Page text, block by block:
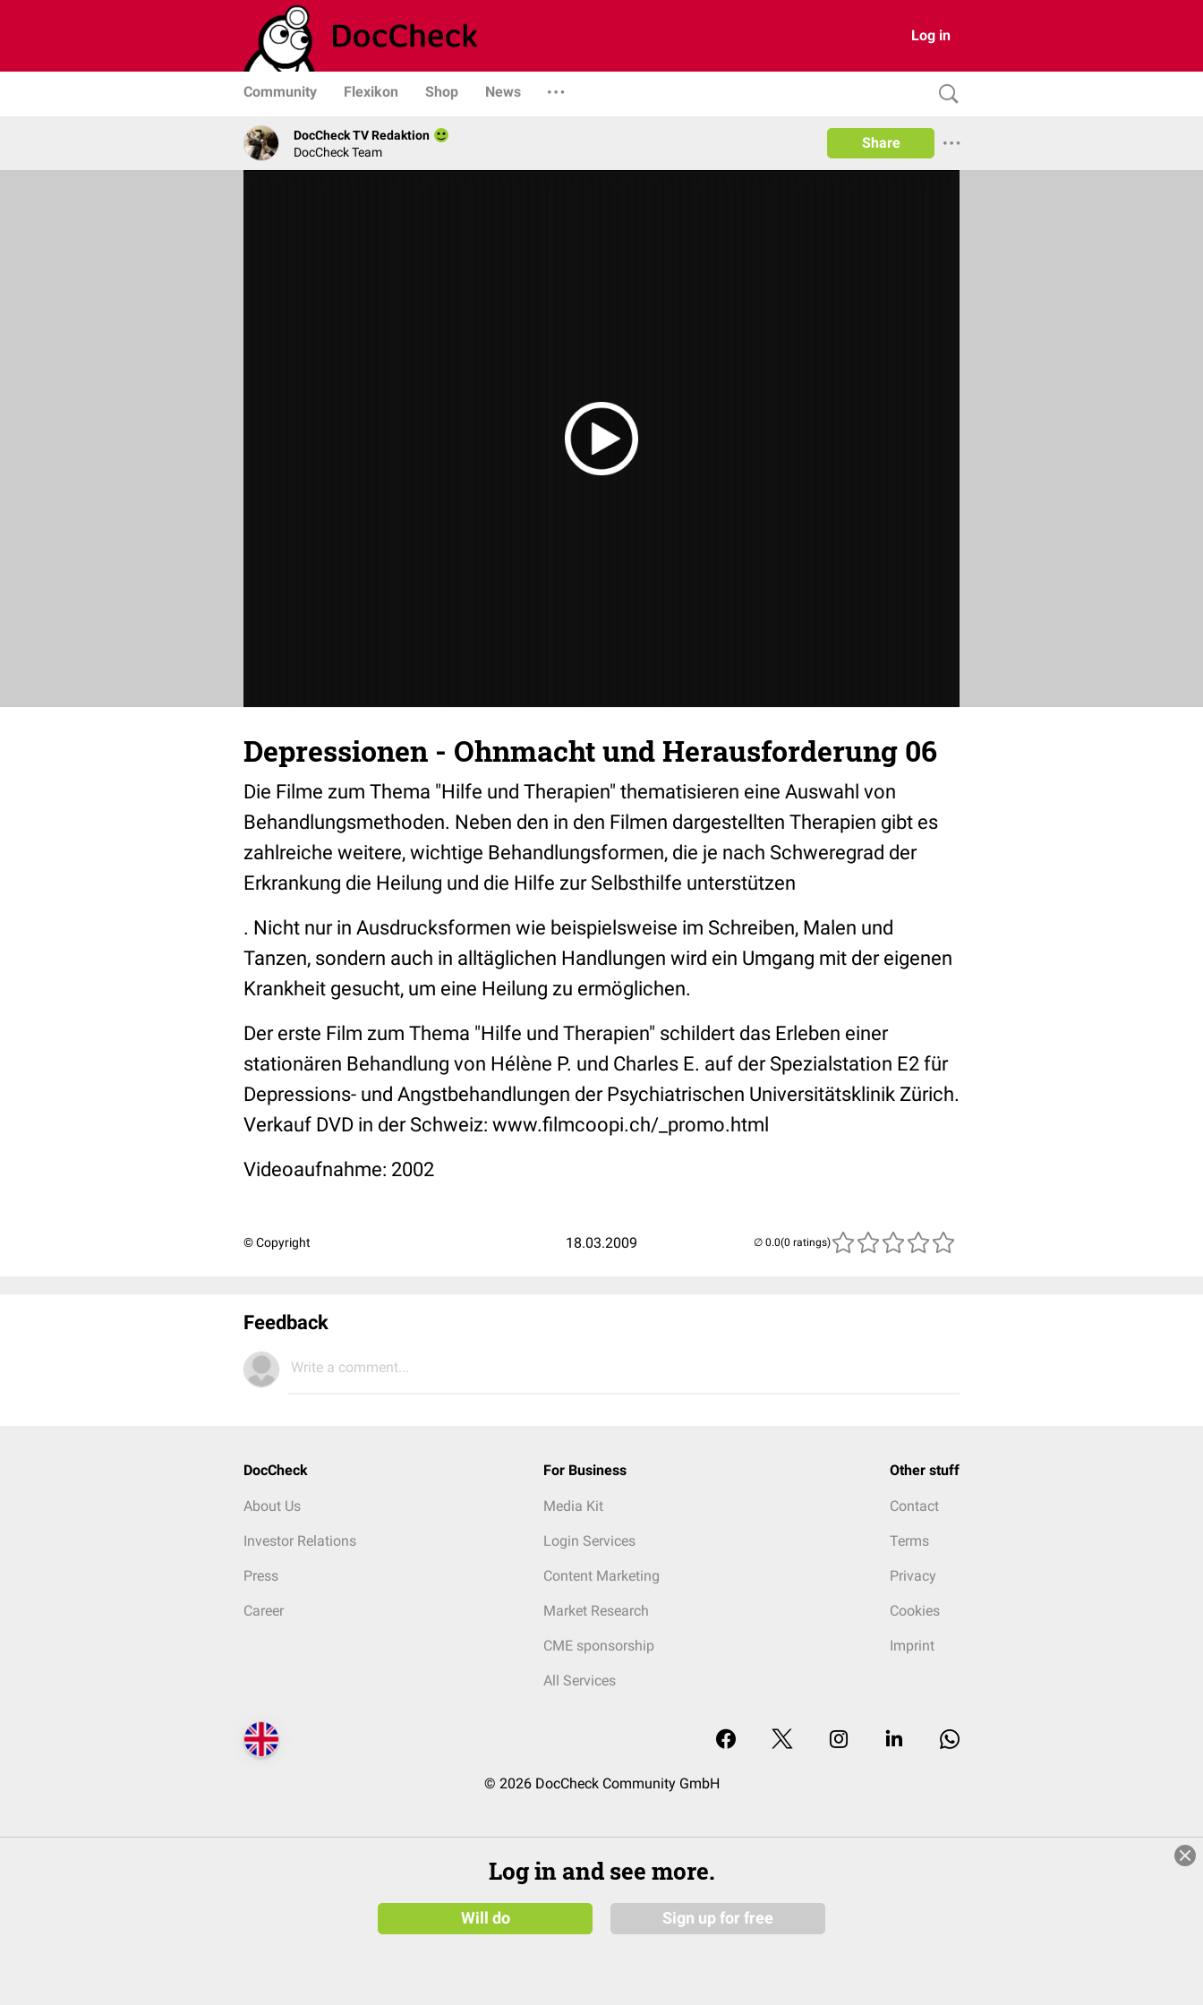
Log in
Community Flexikon Shop News
DocCheck TV Redaktion
DocCheck Team
Share
Depressionen - Ohnmacht und Herausforderung 06
Die Filme zum Thema "Hilfe und Therapien" thematisieren eine Auswahl von
Behandlungsmethoden. Neben den in den Filmen dargestellten Therapien gibt es
zahlreiche weitere, wichtige Behandlungsformen, die je nach Schweregrad der
Erkrankung die Heilung und die Hilfe zur Selbsthilfe unterstützen
. Nicht nur in Ausdrucksformen wie beispielsweise im Schreiben, Malen und
Tanzen, sondern auch in alltäglichen Handlungen wird ein Umgang mit der eigenen
Krankheit gesucht, um eine Heilung zu ermöglichen.
Der erste Film zum Thema "Hilfe und Therapien" schildert das Erleben einer
stationären Behandlung von Hélène P. und Charles E. auf der Spezialstation E2 für
Depressions- und Angstbehandlungen der Psychiatrischen Universitätsklinik Zürich.
Verkauf DVD in der Schweiz: www.filmcoopi.ch/_promo.html
Videoaufnahme: 2002
© Copyright 18.03.2009 (0 ratings)
Feedback
Write a comment...
DocCheck
About Us
Investor Relations
Press
Career
For Business
Media Kit
Login Services
Content Marketing
Market Research
CME sponsorship
All Services
Other stuff
Contact
Terms
Privacy
Cookies
Imprint
© 2026 DocCheck Community GmbH
Log in and see more.
Will do Sign up for free